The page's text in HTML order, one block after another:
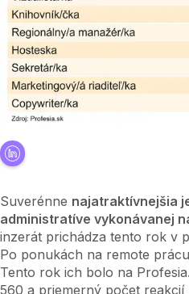
Suverénne najatraktívnejšia
administratíve vykonávanej
inzerát prichádza tento rok v
Po ponukách na remote
Tento rok ich bolo na
560 a priemerný počet reakcií